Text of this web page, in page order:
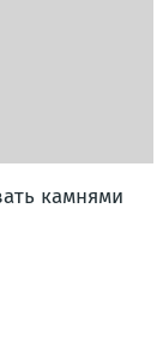
камнями